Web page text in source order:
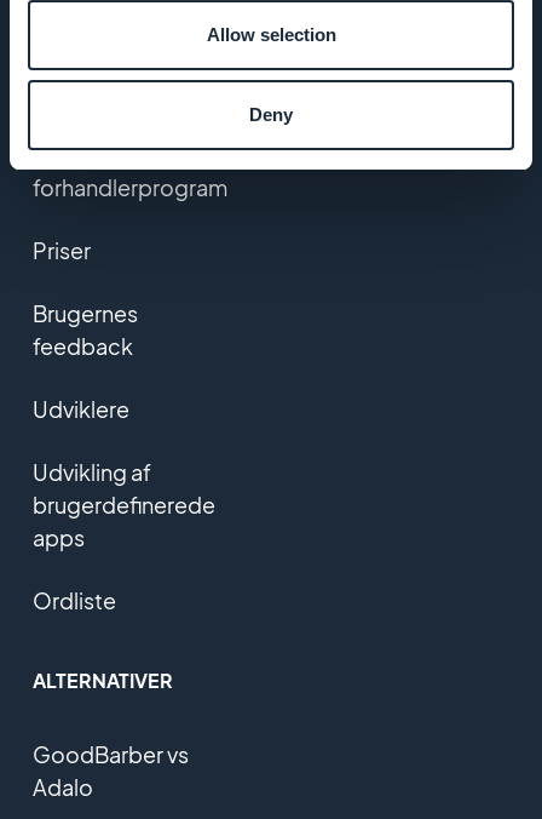
Allow selection
Deny
udvidelser
App-
forhandlerprogram
Priser
Brugernes
feedback
Udviklere
Udvikling af
brugerdefinerede
apps
Ordliste
ALTERNATIVER
GoodBarber vs
Adalo